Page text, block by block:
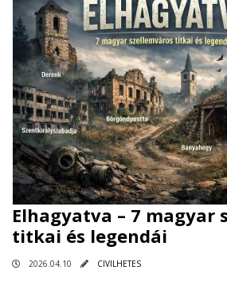
Elhagyatva – 7 magyar
titkai és legendái
2026.04.10 CIVILHETES